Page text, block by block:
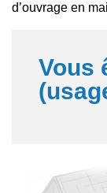
La
d’ouvrage en
Vous